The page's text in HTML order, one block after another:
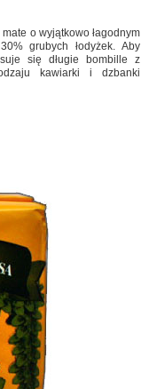
o wyjątkowo łagodnym
grubych łodyżek. Aby
się długie bombille z
kawiarki i dzbanki